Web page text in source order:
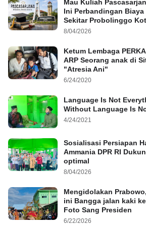
Mau Kuliah
Ini Perbandingan Biaya
Sekitar Probolinggo
8/04/2026
Ketum Lembaga
ARP Seorang anak di
"Atresia Ani"
6/24/2020
Language Is Not
Without Language Is
4/24/2021
Sosialisasi Persiapan
Ammania DPR RI
optimal
8/04/2026
Mengidolakan
ini Bangga jalan kaki
Foto Sang Presiden
6/22/2026